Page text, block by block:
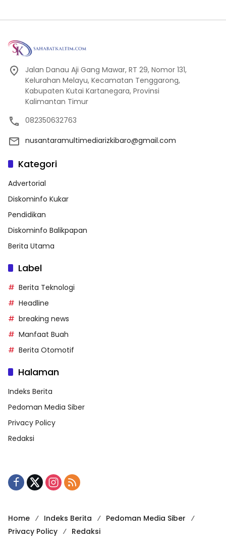
Jalan Danau Aji Gang Mawar, RT 29, Nomor 131,
Kelurahan Melayu, Kecamatan Tenggarong,
Kabupaten Kutai Kartanegara, Provinsi
Kalimantan Timur
082350632763
nusantaramultimediarizkibaro@gmail.com
Kategori
Advertorial
Diskominfo Kukar
Pendidikan
Diskominfo Balikpapan
Berita Utama
Label
Berita Teknologi
Headline
breaking news
Manfaat Buah
Berita Otomotif
Halaman
Indeks Berita
Pedoman Media Siber
Privacy Policy
Redaksi
Home Indeks Berita
Pedoman Media Siber
Privacy Policy
Redaksi